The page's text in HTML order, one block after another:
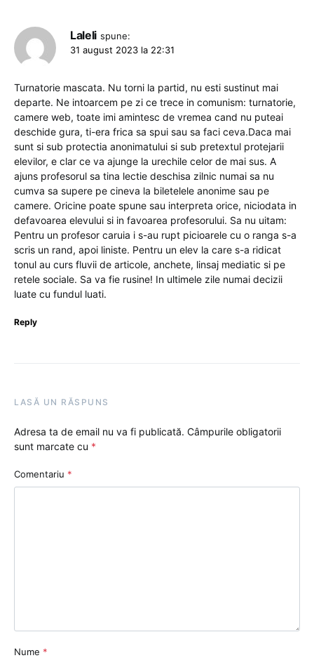
Laleli spune:
31 august 2023 la 22:31
Turnatorie mascata. Nu torni la partid, nu esti sustinut mai
departe. Ne intoarcem pe zi ce trece in comunism: turnatorie,
camere web, toate imi amintesc de vremea cand nu puteai
deschide gura, ti-era frica sa spui sau sa faci ceva.Daca mai
sunt si sub protectia anonimatului si sub pretextul protejarii
elevilor, e clar ce va ajunge la urechile celor de mai sus. A
ajuns profesorul sa tina lectie deschisa zilnic numai sa nu
cumva sa supere pe cineva la biletelele anonime sau pe
camere. Oricine poate spune sau interpreta orice, niciodata in
defavoarea elevului si in favoarea profesorului. Sa nu uitam:
Pentru un profesor caruia i s-au rupt picioarele cu o ranga s-a
scris un rand, apoi liniste. Pentru un elev la care s-a ridicat
tonul au curs fluvii de articole, anchete, linsaj mediatic si pe
retele sociale. Sa va fie rusine! In ultimele zile numai decizii
luate cu fundul luati.
Reply
LASĂ UN RĂSPUNS
Adresa ta de email nu va fi publicată. Câmpurile obligatorii
sunt marcate cu *
Comentariu *
Nume *